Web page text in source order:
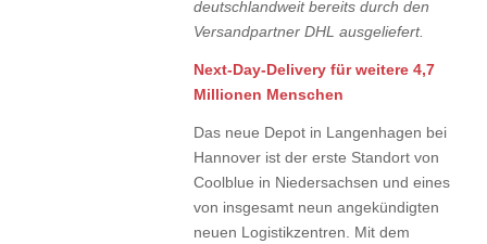
deutschlandweit bereits durch den
Versandpartner DHL ausgeliefert.
Next-Day-Delivery für weitere 4,7
Millionen Menschen
Das neue Depot in Langenhagen bei
Hannover ist der erste Standort von
Coolblue in Niedersachsen und eines
von insgesamt neun angekündigten
neuen Logistikzentren. Mit dem